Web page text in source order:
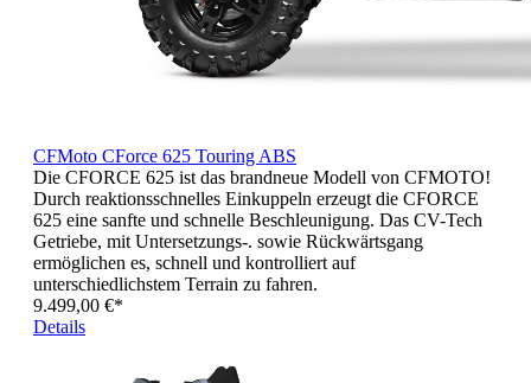
CFMoto CForce 625 Touring ABS
Die CFORCE 625 ist das brandneue Modell von CFMOTO!
Durch reaktionsschnelles Einkuppeln erzeugt die CFORCE
625 eine sanfte und schnelle Beschleunigung. Das CV-Tech
Getriebe, mit Untersetzungs-. sowie Rückwärtsgang
ermöglichen es, schnell und kontrolliert auf
unterschiedlichstem Terrain zu fahren.
9.499,00 €*
Details